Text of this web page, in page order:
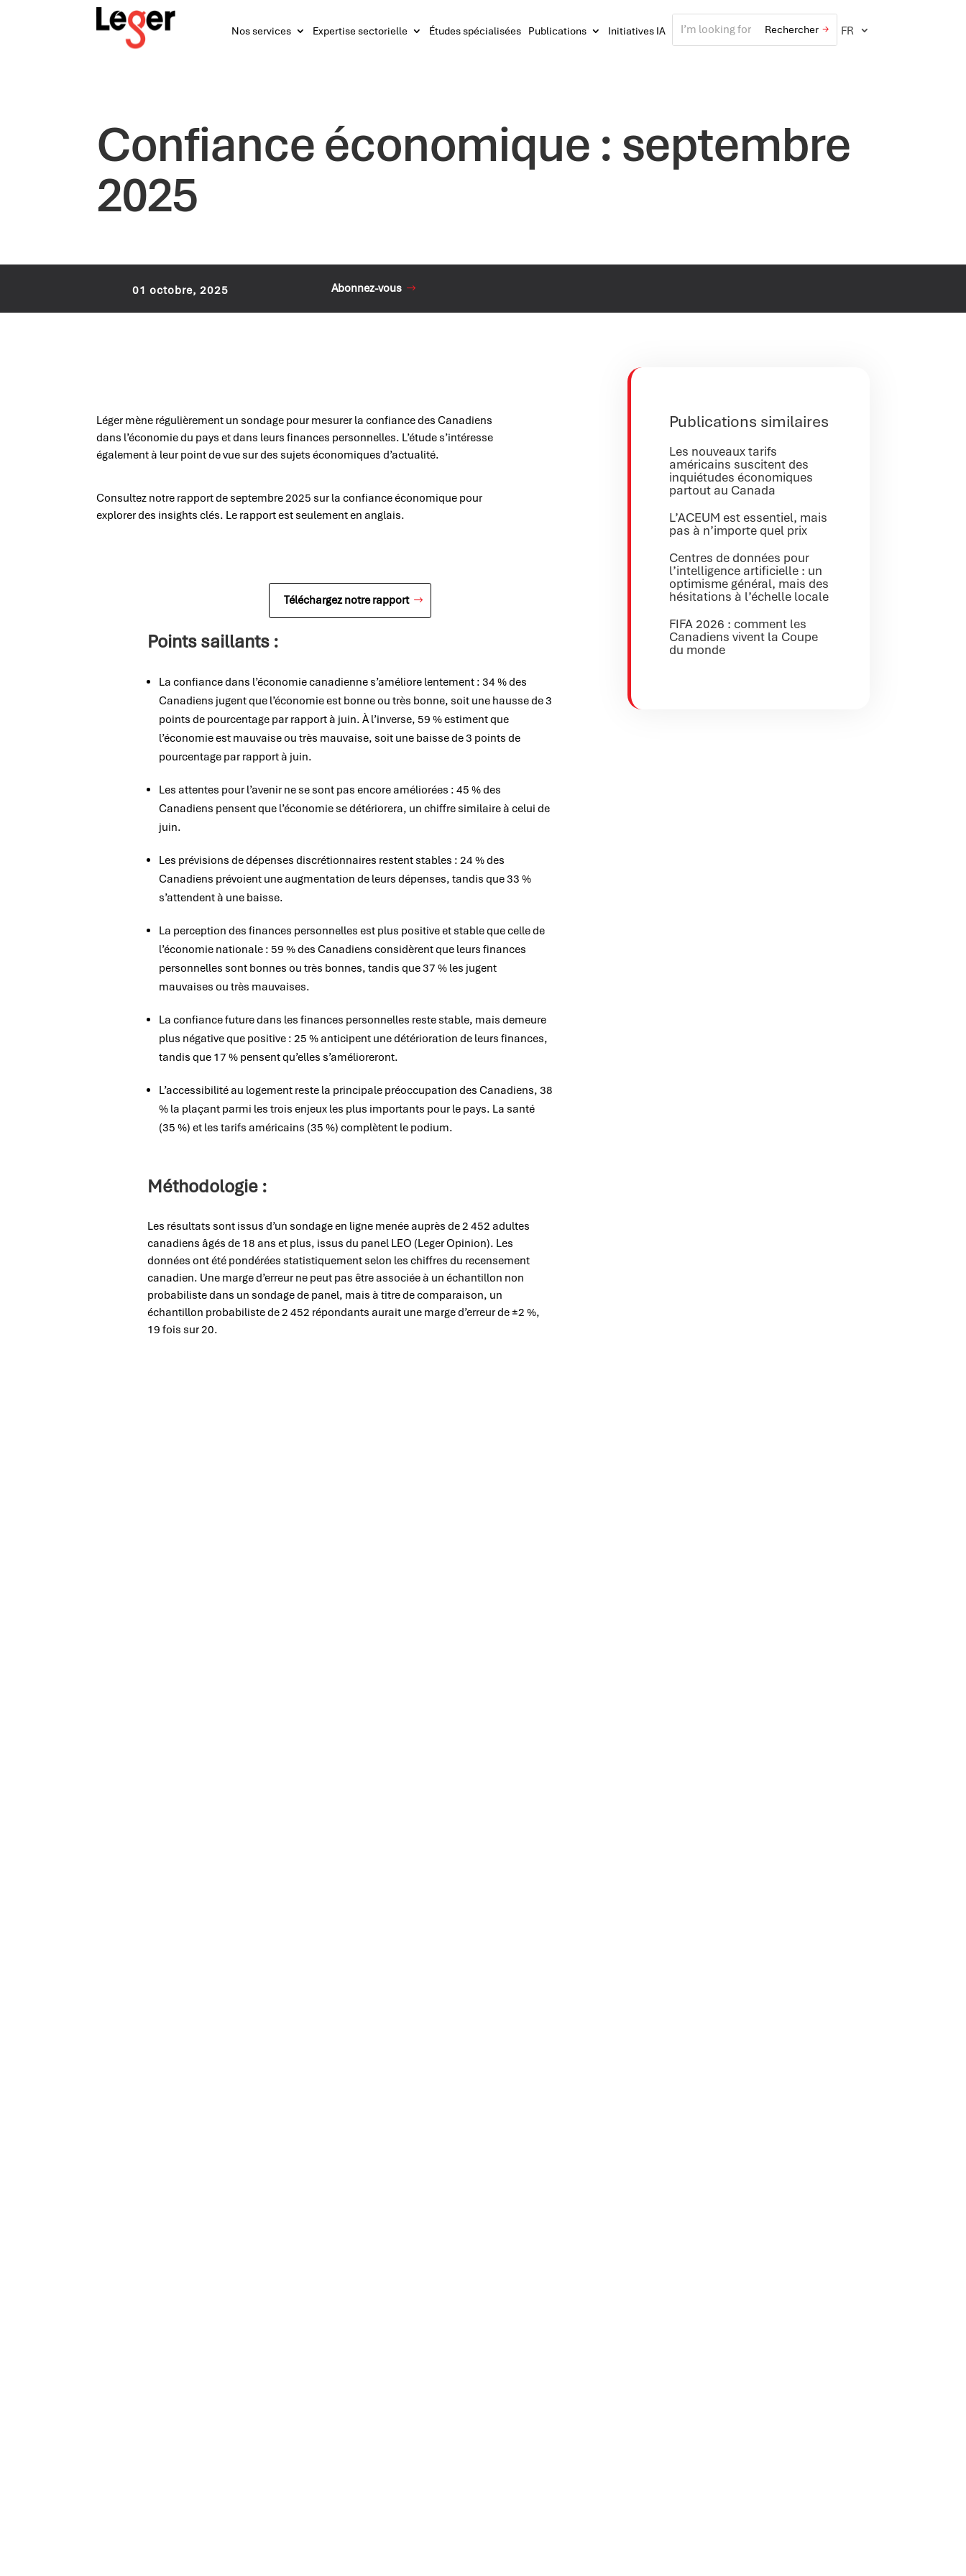
Nos services Expertise sectorielle Études spécialisées Publications Initiatives IA FR
Confiance économique : septembre
2025
01 octobre, 2025 Abonnez-vous
Léger mène régulièrement un sondage pour mesurer la confiance des Canadiens
dans l’économie du pays et dans leurs finances personnelles. L’étude s’intéresse
également à leur point de vue sur des sujets économiques d’actualité.
Consultez notre rapport de septembre 2025 sur la confiance économique pour
explorer des insights clés. Le rapport est seulement en anglais.
Téléchargez notre rapport
Points saillants :
La confiance dans l’économie canadienne s’améliore lentement : 34 % des
Canadiens jugent que l’économie est bonne ou très bonne, soit une hausse de 3
points de pourcentage par rapport à juin. À l’inverse, 59 % estiment que
l’économie est mauvaise ou très mauvaise, soit une baisse de 3 points de
pourcentage par rapport à juin.
Les attentes pour l’avenir ne se sont pas encore améliorées : 45 % des
Canadiens pensent que l’économie se détériorera, un chiffre similaire à celui de
juin.
Les prévisions de dépenses discrétionnaires restent stables : 24 % des
Canadiens prévoient une augmentation de leurs dépenses, tandis que 33 %
s’attendent à une baisse.
La perception des finances personnelles est plus positive et stable que celle de
l’économie nationale : 59 % des Canadiens considèrent que leurs finances
personnelles sont bonnes ou très bonnes, tandis que 37 % les jugent
mauvaises ou très mauvaises.
La confiance future dans les finances personnelles reste stable, mais demeure
plus négative que positive : 25 % anticipent une détérioration de leurs finances,
tandis que 17 % pensent qu’elles s’amélioreront.
L’accessibilité au logement reste la principale préoccupation des Canadiens, 38
% la plaçant parmi les trois enjeux les plus importants pour le pays. La santé
(35 %) et les tarifs américains (35 %) complètent le podium.
Méthodologie :
Les résultats sont issus d’un sondage en ligne menée auprès de 2 452 adultes
canadiens âgés de 18 ans et plus, issus du panel LEO (Leger Opinion). Les
données ont été pondérées statistiquement selon les chiffres du recensement
canadien. Une marge d’erreur ne peut pas être associée à un échantillon non
probabiliste dans un sondage de panel, mais à titre de comparaison, un
échantillon probabiliste de 2 452 répondants aurait une marge d’erreur de ±2 %,
19 fois sur 20.
Publications similaires
Les nouveaux tarifs
américains suscitent des
inquiétudes économiques
partout au Canada
L’ACEUM est essentiel, mais
pas à n’importe quel prix
Centres de données pour
l’intelligence artificielle : un
optimisme général, mais des
hésitations à l’échelle locale
FIFA 2026 : comment les
Canadiens vivent la Coupe
du monde